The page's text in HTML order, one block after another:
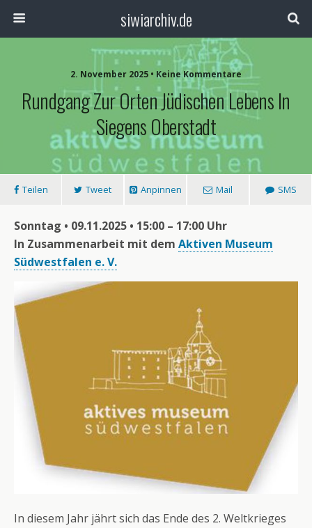
siwiarchiv.de
2. November 2025 • Keine Kommentare
Rundgang Zur Orten Jüdischen Lebens In
Siegens Oberstadt
Teilen Tweet Anpinnen Mail SMS
Sonntag • 09.11.2025 • 15:00 – 17:00 Uhr
In Zusammenarbeit mit dem Aktiven Museum
Südwestfalen e. V.
In diesem Jahr jährt sich das Ende des 2. Weltkrieges